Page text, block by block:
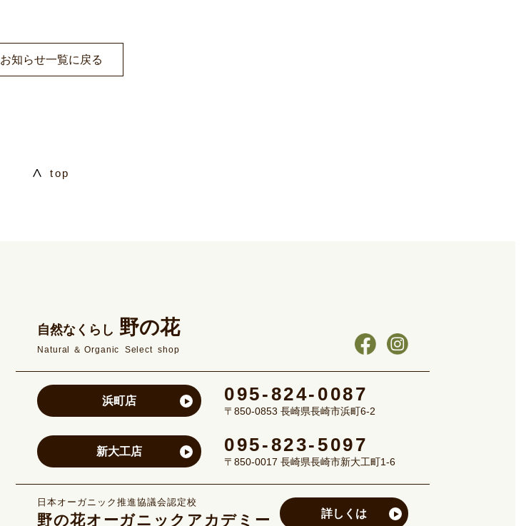
お知らせ一覧に戻る
top
自然なくらし 野の花
Natural＆Organic Select shop
浜町店 095-824-0087
〒850-0853 長崎県長崎市浜町6-2
新大工店 095-823-5097
〒850-0017 長崎県長崎市新大工町1-6
日本オーガニック推進協議会認定校
野の花オーガニックアカデミー 詳しくは